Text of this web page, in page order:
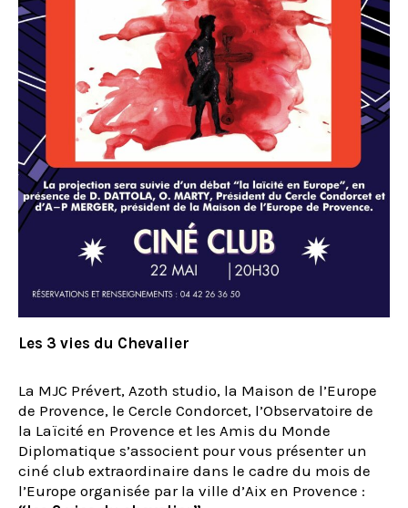
Les 3 vies du Chevalier
La MJC Prévert, Azoth studio, la Maison de l’Europe
de Provence, le Cercle Condorcet, l’Observatoire de
la Laïcité en Provence et les Amis du Monde
Diplomatique s’associent pour vous présenter un
ciné club extraordinaire dans le cadre du mois de
l’Europe organisée par la ville d’Aix en Provence :